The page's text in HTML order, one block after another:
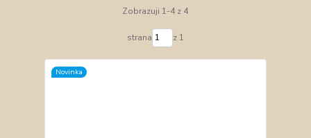
Zobrazuji 1-4 z 4
strana z 1
Novinka